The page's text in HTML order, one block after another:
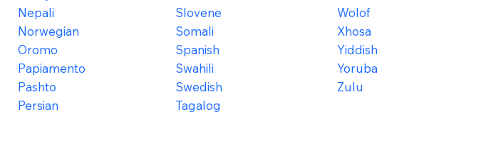
Nepali
Norwegian
Oromo
Papiamento
Pashto
Persian
Slovene
Somali
Spanish
Swahili
Swedish
Tagalog
Wolof
Xhosa
Yiddish
Yoruba
Zulu